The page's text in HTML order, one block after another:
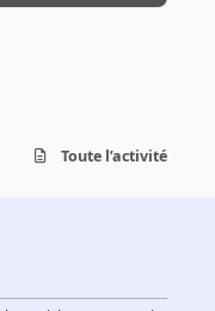
Toute l’activité